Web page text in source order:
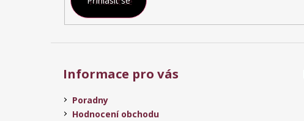
Informace pro vás
Poradny
Hodnocení obchodu